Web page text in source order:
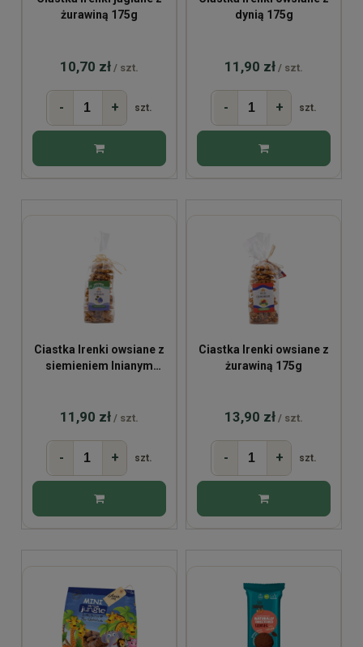
żurawiną 175g
10,70 zł / szt.
- + szt.
dynią 175g
11,90 zł / szt.
- + szt.
Ciastka Irenki owsiane z
siemieniem lnianym
11,90 zł / szt.
- + szt.
Ciastka Irenki owsiane z
żurawiną 175g
13,90 zł / szt.
- + szt.